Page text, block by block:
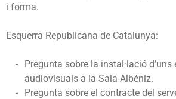
i forma.
Esquerra Republicana de Catalunya:
Pregunta sobre la instal·lació d’uns
audiovisuals a la Sala Albéniz.
Pregunta sobre el contracte del